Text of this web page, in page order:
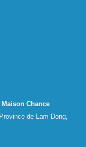
Chance
de Lam Dong,